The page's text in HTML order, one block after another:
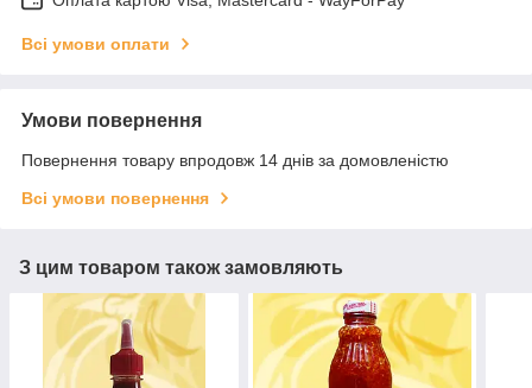
Всі умови оплати
Умови повернення
Повернення товару впродовж 14 днів за домовленістю
Всі умови повернення
З цим товаром також замовляють